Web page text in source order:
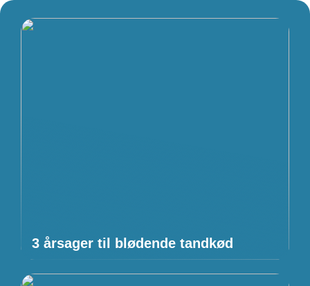
3 årsager til blødende tandkød